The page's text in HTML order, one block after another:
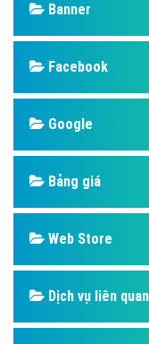
Banner
Facebook
Google
Bảng giá
Web Store
Dịch vụ liên quan